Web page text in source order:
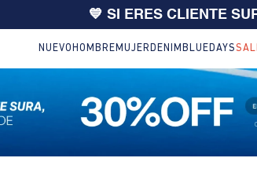
💙 SI ERES CLIENTE
NUEVO HOMBRE MUJER DENIM BLUEDAYS